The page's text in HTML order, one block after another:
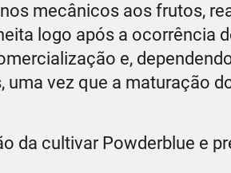
mecânicos aos frutos,
logo após a ocorrência
e,
uma vez que a maturação
da cultivar Powderblue e